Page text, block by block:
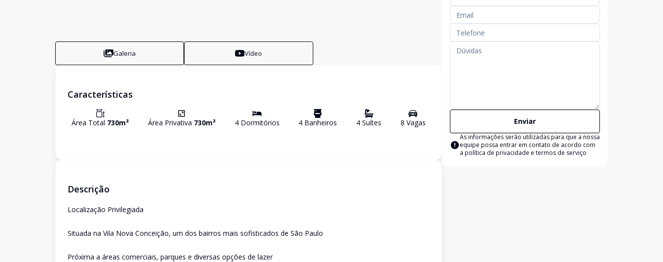
Galeria Vídeo
Características
Área Total 730m² Área Privativa 730m² 4Dormitórios 4 Banheiros 4 Suítes 8 Vagas
Descrição
Localização Privilegiada
Situada na Vila Nova Conceição, um dos bairros mais sofisticados de São Paulo
Próxima a áreas comerciais, parques e diversas opções de lazer
Enviar
As informações serão utilizadas para que a nossa
equipe possa entrar em contato de acordo com
a política de privacidade e termos de serviço